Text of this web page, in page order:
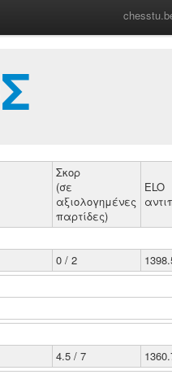
Σκορ
(σε
αξιολογημένες
παρτίδες)
ELO
0 / 2
4.5 / 7